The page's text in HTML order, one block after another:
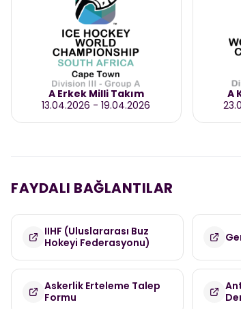
A Erkek Milli Takım
13.04.2026 -19.04.2026
A
FAYDALI BAĞLANTILAR
IIHF (Uluslararası Buz
Hokeyi Federasyonu)
Askerlik Erteleme Talep
Formu